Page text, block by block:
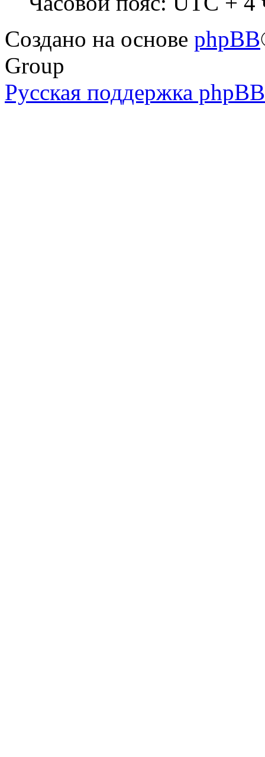
Создано на основе phpBB
Group
Русская поддержка phpBB